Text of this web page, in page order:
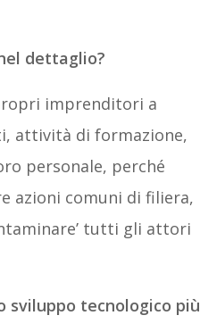
dettaglio?
imprenditori a
attività di formazione,
personale, perché
azioni comuni di filiera,
tutti gli attori
sviluppo tecnologico più